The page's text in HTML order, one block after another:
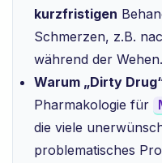
kurzfristigen
Schmerzen, z.B.
während der Wehen.
Warum „Dirty
Pharmakologie für
die viele
problematisches